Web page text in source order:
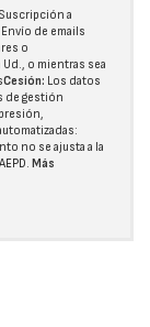
Suscripción a
de emails
o
o mientras sea
Cesión: Los datos
de gestión
no se ajusta a la
AEPD. Más